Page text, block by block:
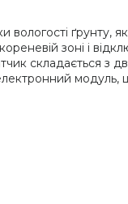
вологості ґрунту,
зоні і
складається з